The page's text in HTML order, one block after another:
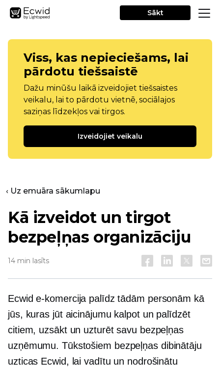
Sākt
Viss, kas nepieciešams, lai
pārdotu tiešsaistē
Dažu minūšu laikā izveidojiet tiešsaistes
veikalu, lai to pārdotu vietnē, sociālajos
saziņas līdzekļos vai tirgos.
Izveidojiet veikalu
‹ Uz emuāra sākumlapu
Kā izveidot un tirgot
bezpeļņas organizāciju
14 min lasīts
Ecwid e-komercija palīdz tādām personām kā
jūs, kuras jūt aicinājumu kalpot un palīdzēt
citiem, uzsākt un uzturēt savu bezpeļņas
uzņēmumu. Tūkstošiem bezpeļņas dibinātāju
uzticas Ecwid, lai vadītu un nodrošinātu